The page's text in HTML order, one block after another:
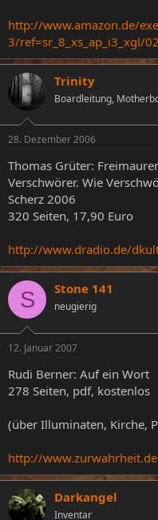
http://www.amazon.de/
3/ref=sr_8_xs_ap_i3_xgl/
Trinity
Boardleitung,
28. Dezember 2006
Thomas Grüter:
Verschwörer. Wie
Scherz 2006
320 Seiten, 17,90 Euro
http://www.dradio.de/
S Stone 141
neugierig
12. Januar 2007
Rudi Berner: Auf ein Wort
278 Seiten, pdf, kostenlos
(über Illuminaten, Kirche,
http://www.zurwahrheit.de
Darkangel
Inventar